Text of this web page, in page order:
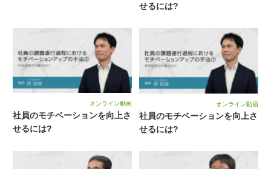
せるには?
オンライン動画
社員のモチベーションを向上さ
せるには?
オンライン動画
社員のモチベーションを向上さ
せるには?